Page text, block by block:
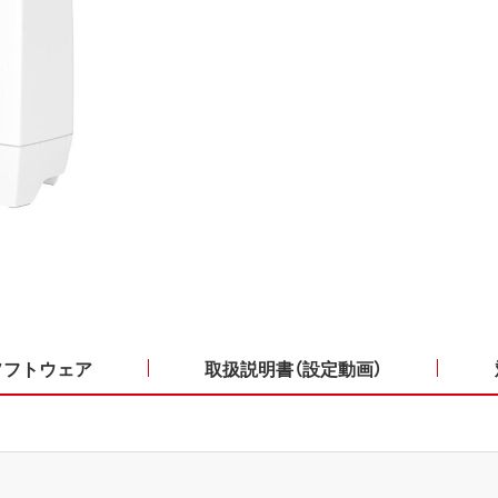
トウェア 取扱説明書（設定動画）